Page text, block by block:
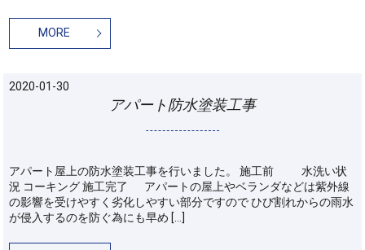
MORE
2020-01-30
アパート防水塗装工事
アパート屋上の防水塗装工事を行いました。 施工前 水洗い状
況 コーキング 施工完了 アパートの屋上やベランダなどは紫外線
の影響を受けやすく劣化しやすい部分ですので ひび割れからの雨水
が侵入するのを防ぐ為にも早め […]